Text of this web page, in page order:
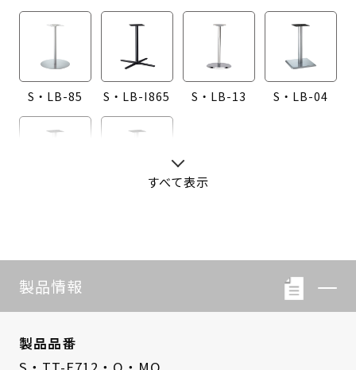
S・LB-85 S・LB-I865 S・LB-13 S・LB-04
すべて表示
製品情報
製品品番